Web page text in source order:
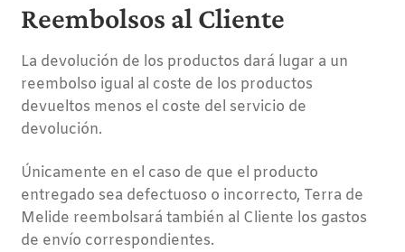
Reembolsos al Cliente
La devolución de los productos dará lugar a un
reembolso igual al coste de los productos
devueltos menos el coste del servicio de
devolución.
Únicamente en el caso de que el producto
entregado sea defectuoso o incorrecto, Terra de
Melide reembolsará también al Cliente los gastos
de envío correspondientes.